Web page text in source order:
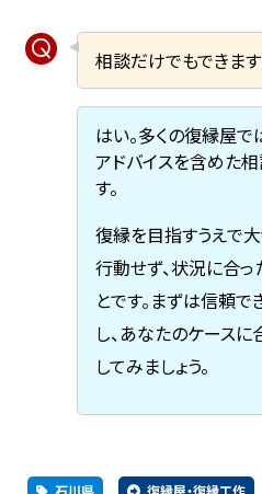
相談だけでもできます
はい。多くの復縁屋
アドバイスを含めた
す。
復縁を目指すうえで
行動せず、状況に合
とです。まずは信頼
し、あなたのケース
してみましょう。
石川県 復縁屋・復縁工作